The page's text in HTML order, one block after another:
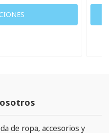
de ropa, accesorios y